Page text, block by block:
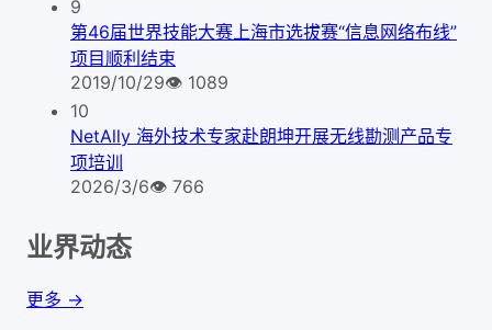
9
第46届世界技能大赛上海市选拔赛“信息网络布线”
项目顺利结束
2019/10/29👁 1089
10
NetAlly 海外技术专家赴朗坤开展无线勘测产品专
项培训
2026/3/6👁 766
业界动态
更多 →